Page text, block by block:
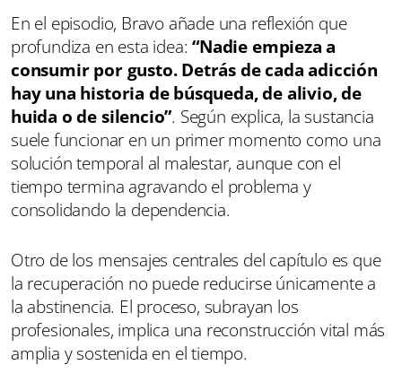
En el episodio, Bravo añade una reflexión que
profundiza en esta idea:“Nadie empieza a
consumir por gusto. Detrás de cada adicción
hay una historia de búsqueda, de alivio, de
huida o de silencio”. Según explica, la sustancia
suele funcionar en un primer momento como una
solución temporal al malestar, aunque con el
tiempo termina agravando el problema y
consolidando la dependencia.
Otro de los mensajes centrales del capítulo es que
la recuperación no puede reducirse únicamente a
la abstinencia. El proceso, subrayan los
profesionales, implica una reconstrucción vital más
amplia y sostenida en el tiempo.